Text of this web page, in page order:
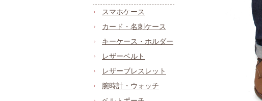
スマホケース
カード・名刺ケース
キーケース・ホルダー
レザーベルト
レザーブレスレット
腕時計・ウォッチ